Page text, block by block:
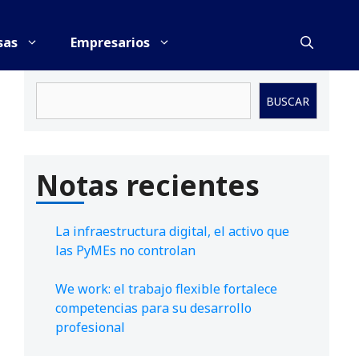
Empresarios
BUSCAR
Notas recientes
La infraestructura digital, el activo que
las PyMEs no controlan
We work: el trabajo flexible fortalece
competencias para su desarrollo
profesional